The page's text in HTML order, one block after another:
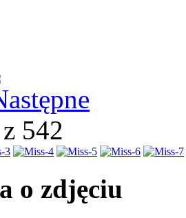
542
o zdjęciu